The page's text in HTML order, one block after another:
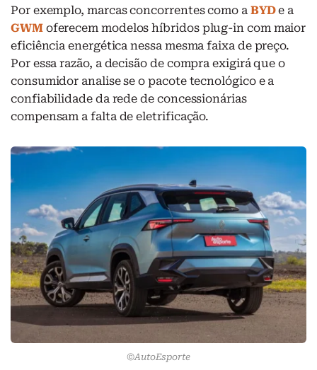
Por exemplo, marcas concorrentes como a BYDe a
GWMoferecem modelos híbridos plug-in com maior
eficiência energética nessa mesma faixa de preço.
Por essa razão, a decisão de compra exigirá que o
consumidor analise se o pacote tecnológico e a
confiabilidade da rede de concessionárias
compensam a falta de eletrificação.
©AutoEsporte